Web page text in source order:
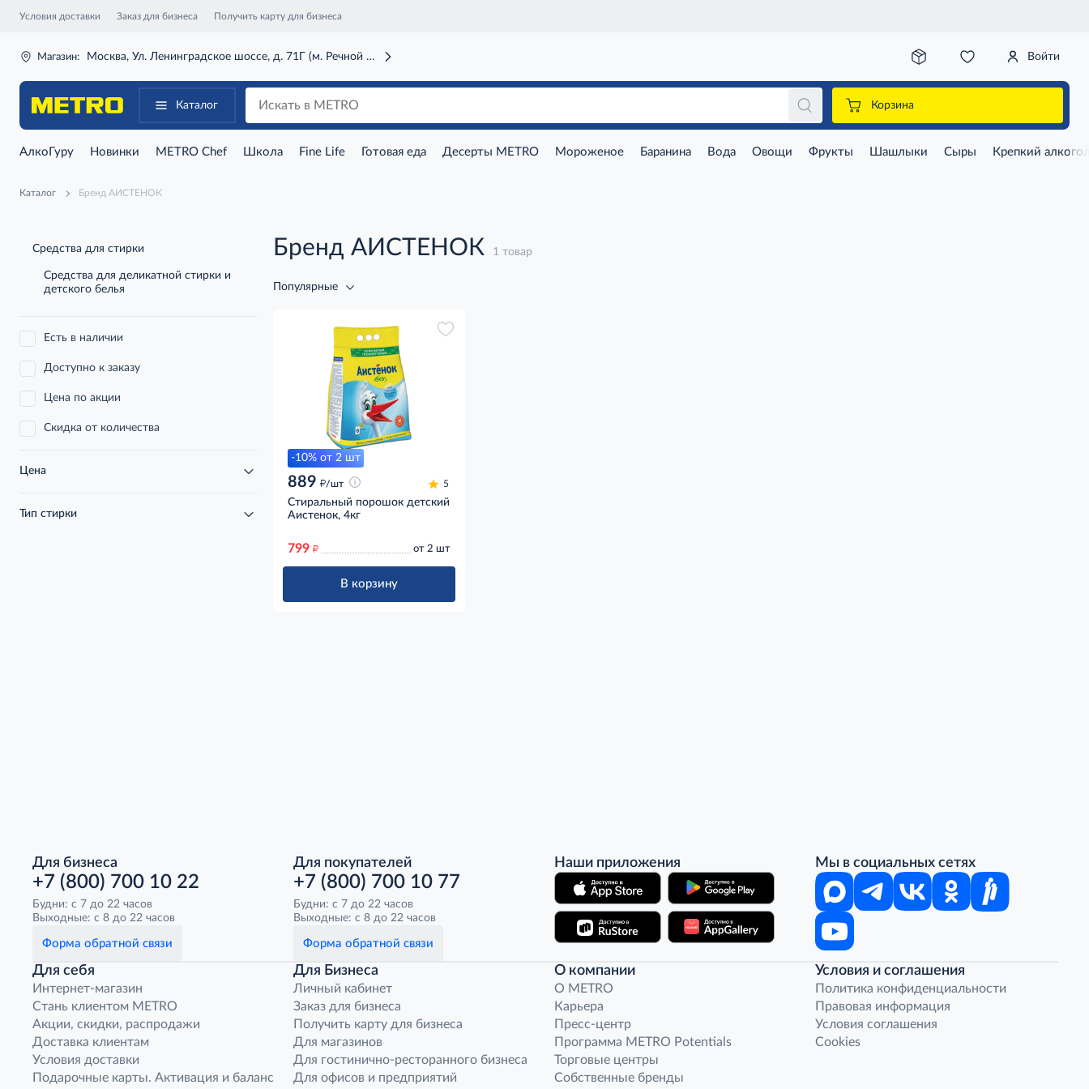
Условия доставки Заказ для бизнеса Получить карту для бизнеса
Магазин: Москва, Ул. Ленинградское шоссе, д. 71Г (м. Речной вокзал) Войти
Каталог Корзина
АлкоГуру Новинки METRO Chef Школа Fine Life Готовая еда Десерты METRO Мороженое Баранина Вода Овощи Фрукты Шашлыки Сыры Крепкий
Каталог Бренд АИСТЕНОК
Средства для стирки
Средства для деликатной стирки и
детского белья
Есть в наличии
Доступно к заказу
Цена по акции
Скидка от количества
Цена
Тип стирки
Бренд АИСТЕНОК 1 товар
Популярные
-10% от 2 шт
889 д/шт 5
Стиральный порошок детский
Аистенок, 4кг
799 д от 2 шт
В корзину
Для бизнеса
+7 (800) 700 10 22
Будни: с 7 до 22 часов
Выходные: с 8 до 22 часов
Форма обратной связи
Для покупателей
+7 (800) 700 10 77
Будни: с 7 до 22 часов
Выходные: с 8 до 22 часов
Форма обратной связи
Наши приложения Мы в социальных сетях
Для себя
Интернет-магазин
Стань клиентом METRO
Акции, скидки, распродажи
Доставка клиентам
Условия доставки
Подарочные карты. Активация и баланс
Для Бизнеса
Личный кабинет
Заказ для бизнеса
Получить карту для бизнеса
Для магазинов
Для гостинично-ресторанного бизнеса
Для офисов и предприятий
О компании
O METRO
Карьера
Пресс-центр
Программа METRO Potentials
Торговые центры
Собственные бренды
Условия и соглашения
Политика конфиденциальности
Правовая информация
Условия соглашения
Cookies